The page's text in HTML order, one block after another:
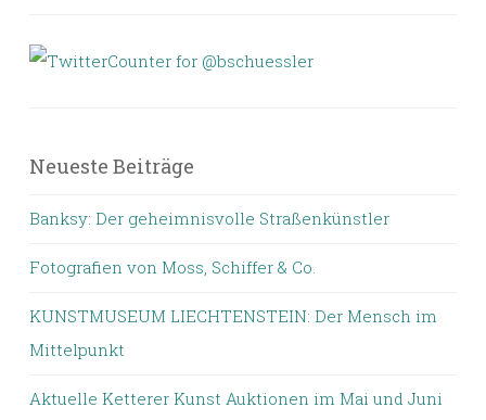
Neueste Beiträge
Banksy: Der geheimnisvolle Straßenkünstler
Fotografien von Moss, Schiffer & Co.
KUNSTMUSEUM LIECHTENSTEIN: Der Mensch im
Mittelpunkt
Aktuelle Ketterer Kunst Auktionen im Mai und Juni